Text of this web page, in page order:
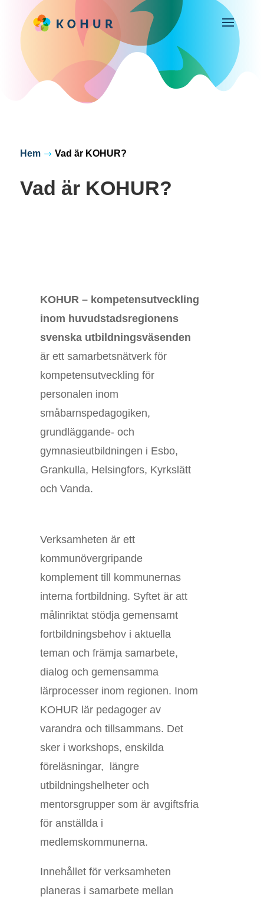
Hem $ Vad är KOHUR?
Vad är KOHUR?
KOHUR – kompetensutveckling
inom huvudstadsregionens
svenska utbildningsväsenden
är ett samarbetsnätverk för
kompetensutveckling för
personalen inom
småbarnspedagogiken,
grundläggande- och
gymnasieutbildningen i Esbo,
Grankulla, Helsingfors, Kyrkslätt
och Vanda.
Verksamheten är ett
kommunövergripande
komplement till kommunernas
interna fortbildning. Syftet är att
målinriktat stödja gemensamt
fortbildningsbehov i aktuella
teman och främja samarbete,
dialog och gemensamma
lärprocesser inom regionen. Inom
KOHUR lär pedagoger av
varandra och tillsammans. Det
sker i workshops, enskilda
föreläsningar, längre
utbildningshelheter och
mentorsgrupper som är avgiftsfria
för anställda i
medlemskommunerna.
Innehållet för verksamheten
planeras i samarbete mellan